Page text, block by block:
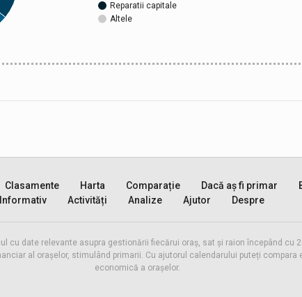
Reparatii capitale
Altele
Clasamente Harta Comparație Dacă aș fi primar
Informativ
Activități Analize Ajutor Despre
cu date relevante asupra gestionării fiecărui oraș, sat și raion începând cu
al orașelor, stimulând primarii. Cu ajutorul calendarului puteți
economică a orașelor.